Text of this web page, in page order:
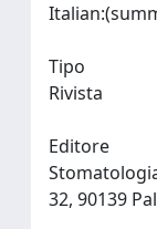
Tipo
Rivista
Editore